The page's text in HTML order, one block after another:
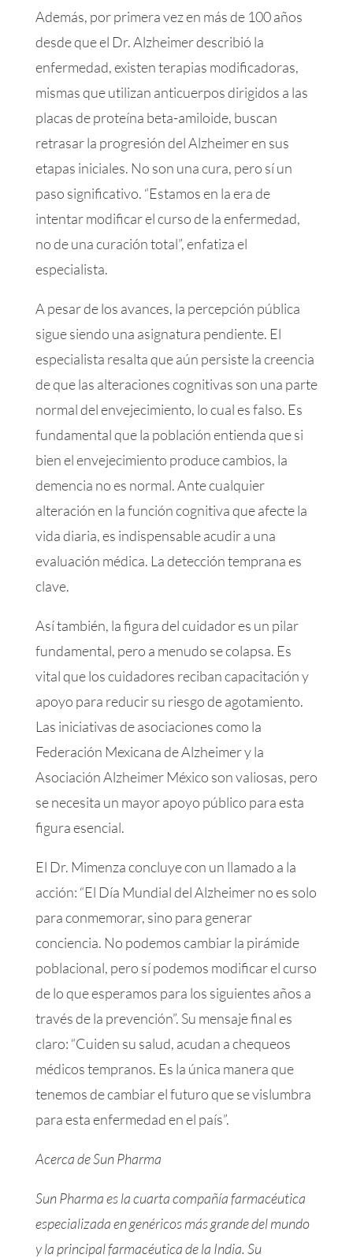
Además, por primera vez en más de 100 años
desde que el Dr. Alzheimer describió la
enfermedad, existen terapias modificadoras,
mismas que utilizan anticuerpos dirigidos a las
placas de proteína beta-amiloide, buscan
retrasar la progresión del Alzheimer en sus
etapas iniciales. No son una cura, pero sí un
paso significativo. “Estamos en la era de
intentar modificar el curso de la enfermedad,
no de una curación total”, enfatiza el
especialista.
A pesar de los avances, la percepción pública
sigue siendo una asignatura pendiente. El
especialista resalta que aún persiste la creencia
de que las alteraciones cognitivas son una parte
normal del envejecimiento, lo cual es falso. Es
fundamental que la población entienda que si
bien el envejecimiento produce cambios, la
demencia no es normal. Ante cualquier
alteración en la función cognitiva que afecte la
vida diaria, es indispensable acudir a una
evaluación médica. La detección temprana es
clave.
Así también, la figura del cuidador es un pilar
fundamental, pero a menudo se colapsa. Es
vital que los cuidadores reciban capacitación y
apoyo para reducir su riesgo de agotamiento.
Las iniciativas de asociaciones como la
Federación Mexicana de Alzheimer y la
Asociación Alzheimer México son valiosas, pero
se necesita un mayor apoyo público para esta
figura esencial.
El Dr. Mimenza concluye con un llamado a la
acción: “El Día Mundial del Alzheimer no es solo
para conmemorar, sino para generar
conciencia. No podemos cambiar la pirámide
poblacional, pero sí podemos modificar el curso
de lo que esperamos para los siguientes años a
través de la prevención”. Su mensaje final es
claro: “Cuiden su salud, acudan a chequeos
médicos tempranos. Es la única manera que
tenemos de cambiar el futuro que se vislumbra
para esta enfermedad en el país”.
Acerca de Sun Pharma
Sun Pharma es la cuarta compañía farmacéutica
especializada en genéricos más grande del mundo
y la principal farmacéutica de la India. Su